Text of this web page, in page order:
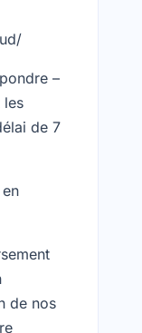
–
les
de 7
de nos